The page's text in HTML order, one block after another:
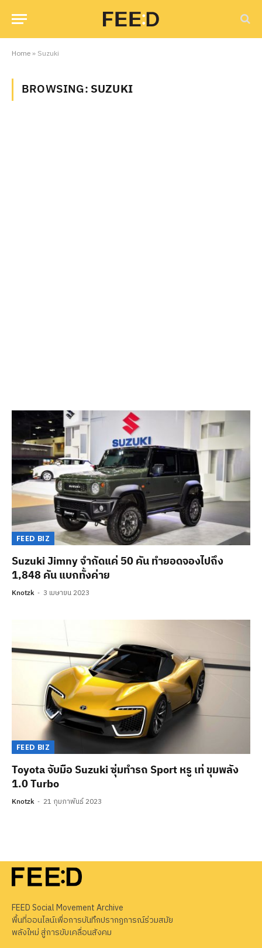
Home» Suzuki
BROWSING:SUZUKI
FEED BIZ
Suzuki Jimny จำกัดแค่ 50 คัน ทำยอดจองไปถึง
1,848 คัน แบกทั้งค่าย
Knotzk 3 เมษายน 2023
FEED BIZ
Toyota จับมือ Suzuki ซุ่มทำรถ Sport หรู เท่ ขุมพลัง
1.0 Turbo
Knotzk 21 กุมภาพันธ์ 2023
FEED Social Movement Archive
พื้นที่ออนไลน์เพื่อการบันทึกปรากฏการณ์ร่วมสมัย
พลังใหม่ สู่การขับเคลื่อนสังคม